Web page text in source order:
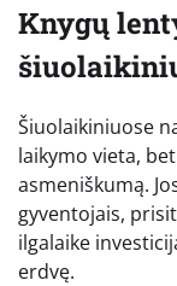
Knygų
Šiuolaikiniuose
laikymo vieta,
asmeniškumą.
gyventojais,
ilgalaike
erdvę.